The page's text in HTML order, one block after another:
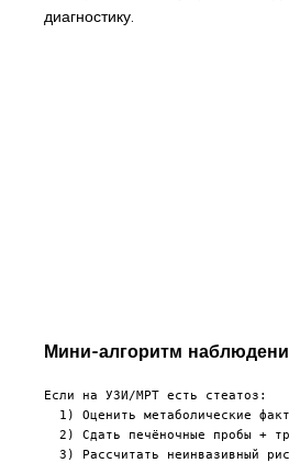
диагностику.
Мини-алгоритм
Если на УЗИ/МРТ есть стеатоз:
1) Оценить метаболические
2) Сдать печёночные пробы +
3) Рассчитать неинвазивный